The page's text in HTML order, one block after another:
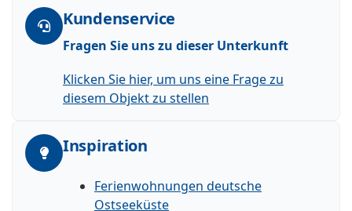
Kundenservice
Fragen Sie uns zu dieser Unterkunft
Klicken Sie hier, um uns eine Frage zu
diesem Objekt zu stellen
Inspiration
Ferienwohnungen deutsche
Ostseeküste